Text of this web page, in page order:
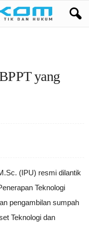
yang
(IPU) resmi dilantik
Teknologi
pengambilan sumpah
Teknologi dan